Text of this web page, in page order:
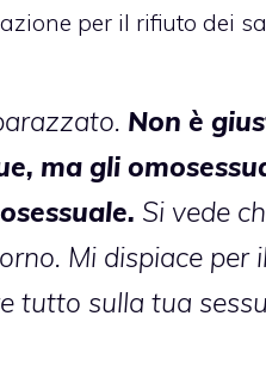
per il rifiuto dei
Non è
ma gli
Si vede
Mi dispiace per
tutto sulla tua